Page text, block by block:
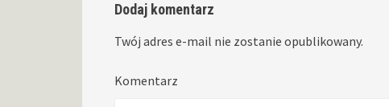
Dodaj komentarz
Twój adres e-mail nie zostanie opublikowany.
Komentarz